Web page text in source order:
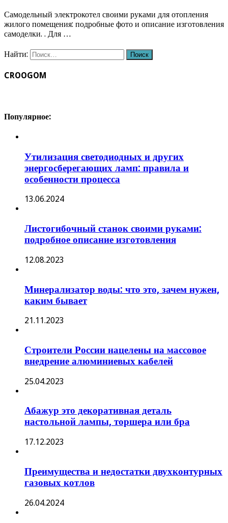
Самодельный электрокотел своими руками для отопления
жилого помещения: подробные фото и описание изготовления
самоделки. . Для …
Найти:
CROOGOM
Популярное:
Утилизация светодиодных и других
энергосберегающих ламп: правила и
особенности процесса
13.06.2024
Листогибочный станок своими руками:
подробное описание изготовления
12.08.2023
Минерализатор воды: что это, зачем нужен,
каким бывает
21.11.2023
Строители России нацелены на массовое
внедрение алюминиевых кабелей
25.04.2023
Абажур это декоративная деталь
настольной лампы, торшера или бра
17.12.2023
Преимущества и недостатки двухконтурных
газовых котлов
26.04.2024